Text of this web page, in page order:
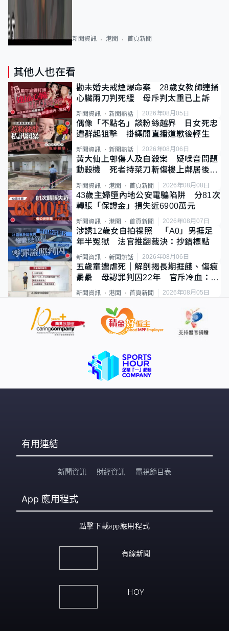
新聞資訊 港聞 首頁新聞
其他人也在看
勸未婚夫戒煙爆命案 28歲女教師連捅
心臟兩刀判死緩 母斥判太重已上訴
新聞資訊 新聞熱話 2026年08月05日
偶像「不點名」談粉絲越界 日女死忠
遭群起狙擊 掛繩開直播道歉後輕生
新聞資訊 新聞熱話 2026年08月06日
黃大仙上邨傷人及自殺案 疑噪音問題
動殺機 死者持菜刀斬傷樓上鄰居後墮
新聞資訊 港聞 首頁新聞 2026年08月08日
43歲主婦墮內地公安電騙陷阱 分81次
轉賬「保證金」損失近6900萬元
新聞資訊 港聞 首頁新聞 2026年08月07日
涉誘12歲女自拍祼照 「A0」男捱足
年半冤獄 法官推翻裁決：抄錯標點
新聞資訊 新聞熱話 2026年08月06日
五歲童遭虐死｜解剖揭長期捱餓、傷痕
纍纍 母認罪判囚22年 官斥冷血：同
類案最惡劣
新聞資訊 港聞 首頁新聞 2026年08月05日
有用連結
新聞資訊 財經資訊 電視節目表
App 應用程式
點擊下載app應用程式
有線新聞
HOY